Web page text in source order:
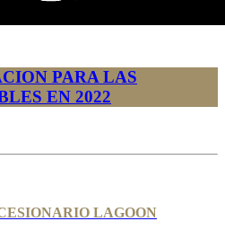
PARA LAS
EN 2022
LAGOON